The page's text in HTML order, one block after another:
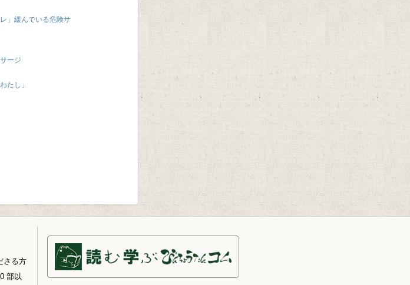
」緩んでいる危険サ
ージ
たし」
さる方
部以